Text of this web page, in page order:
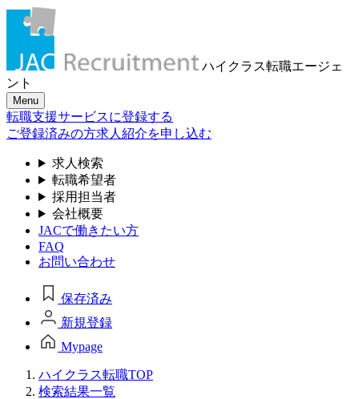
ハイクラス転職エージェ
ント
Menu
転職支援サービスに登録する
ご登録済みの方求人紹介を申し込む
求人検索
転職希望者
採用担当者
会社概要
JACで働きたい方
FAQ
お問い合わせ
保存済み
新規登録
Mypage
ハイクラス転職TOP
検索結果一覧